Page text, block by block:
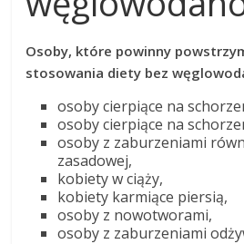
Osoby, które powinny
stosowania diety bez
osoby cierpiące na
osoby cierpiące na
osoby z zaburzeniami
zasadowej,
kobiety w ciąży,
kobiety karmiące piersią,
osoby z nowotworami,
osoby z zaburzeniami